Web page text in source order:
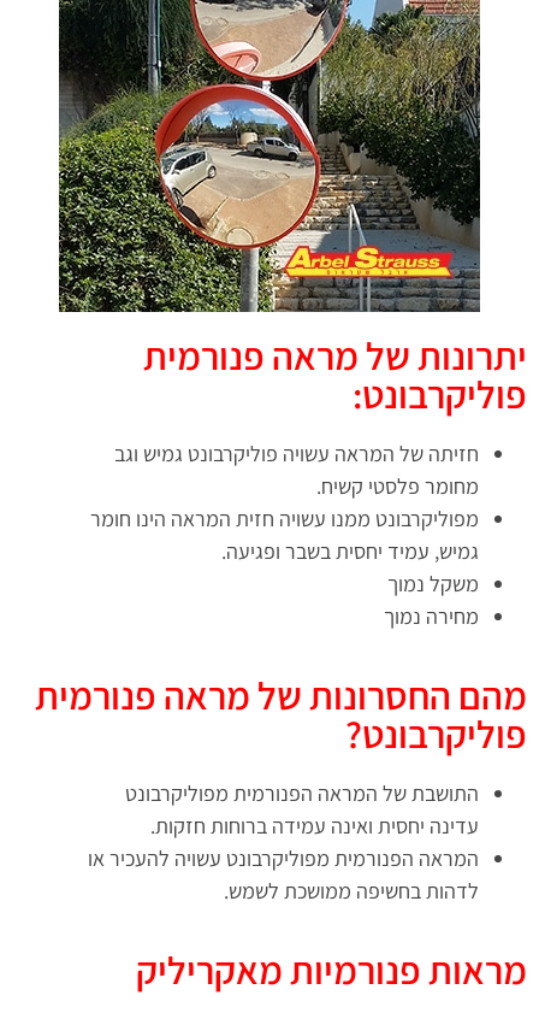
יתרונות של מראה פנורמית
פוליקרבונט:
חזיתה של המראה עשויה פוליקרבונט גמיש וגב
מחומר פלסטי קשיח.
מפוליקרבונט ממנו עשויה חזית המראה הינו חומר
גמיש, עמיד יחסית בשבר ופגיעה.
משקל נמוך
מחירה נמוך
מהם החסרונות של מראה פנורמית
פוליקרבונט?
התושבת של המראה הפנורמית מפוליקרבונט
עדינה יחסית ואינה עמידה ברוחות חזקות.
המראה הפנורמית מפוליקרבונט עשויה להעכיר או
לדהות בחשיפה ממושכת לשמש.
מראות פנורמיות מאקריליק